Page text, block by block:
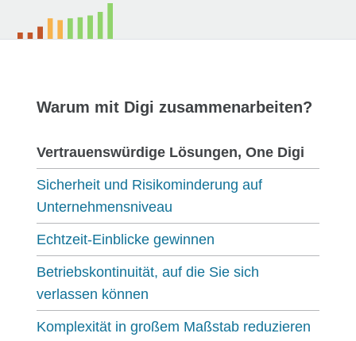
Warum mit Digi zusammenarbeiten?
Vertrauenswürdige Lösungen, One Digi
Sicherheit und Risikominderung auf
Unternehmensniveau
Echtzeit-Einblicke gewinnen
Betriebskontinuität, auf die Sie sich
verlassen können
Komplexität in großem Maßstab reduzieren